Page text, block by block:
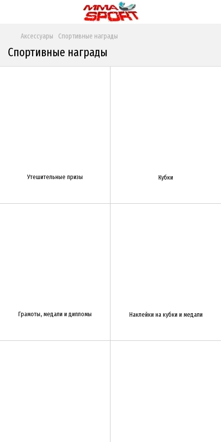
Аксессуары Спортивные награды
Спортивные награды
Утешительные призы Кубки
Грамоты, медали и дипломы Наклейки на кубки и медали